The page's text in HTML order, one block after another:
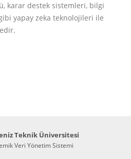
karar destek sistemleri, bilgi
yapay zeka teknolojileri ile
Teknik Üniversitesi
Veri Yönetim Sistemi